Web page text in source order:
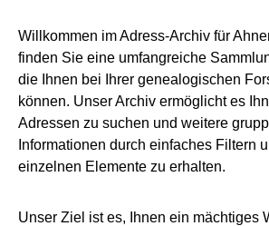
Willkommen im Adress-Archiv für
finden Sie eine umfangreiche
die Ihnen bei Ihrer genealogischen
können. Unser Archiv ermöglicht es
Adressen zu suchen und weitere
Informationen durch einfaches Filtern
einzelnen Elemente zu erhalten.
Unser Ziel ist es, Ihnen ein mächtiges